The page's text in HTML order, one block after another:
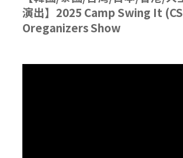
演出】2025 Camp Swing It
Oreganizers Show